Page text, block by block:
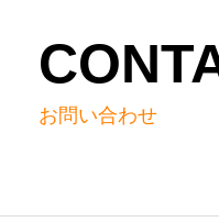
お問い合わせ